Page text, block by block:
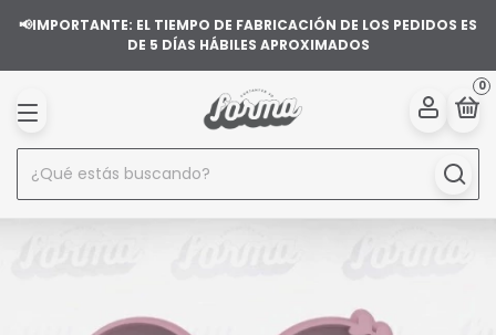
📢IMPORTANTE: EL TIEMPO DE FABRICACIÓN DE LOS PEDIDOS ES
DE 5 DÍAS HÁBILES APROXIMADOS
0